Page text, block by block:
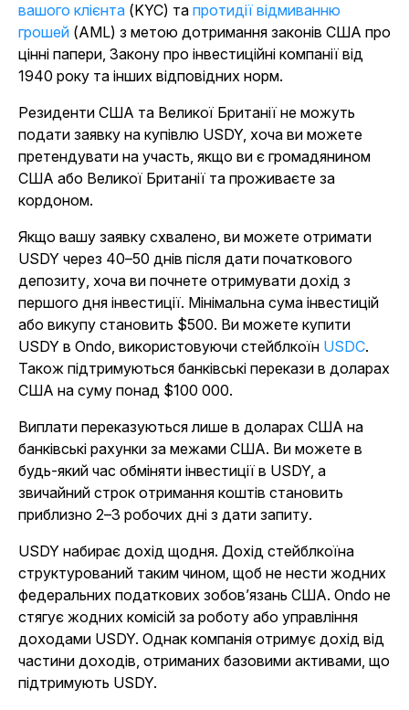
вашого клієнта (KYC) та протидії відмиванню
грошей (AML) з метою дотримання законів США про
цінні папери, Закону про інвестиційні компанії від
1940 року та інших відповідних норм.
Резиденти США та Великої Британії не можуть
подати заявку на купівлю USDY, хоча ви можете
претендувати на участь, якщо ви є громадянином
США або Великої Британії та проживаєте за
кордоном.
Якщо вашу заявку схвалено, ви можете отримати
USDY через 40–50 днів після дати початкового
депозиту, хоча ви почнете отримувати дохід з
першого дня інвестиції. Мінімальна сума інвестицій
або викупу становить $500. Ви можете купити
USDY в Ondo, використовуючи стейблкоїн USDC.
Також підтримуються банківські перекази в доларах
США на суму понад $100 000.
Виплати переказуються лише в доларах США на
банківські рахунки за межами США. Ви можете в
будь-який час обміняти інвестиції в USDY, а
звичайний строк отримання коштів становить
приблизно 2–3 робочих дні з дати запиту.
USDY набирає дохід щодня. Дохід стейблкоїна
структурований таким чином, щоб не нести жодних
федеральних податкових зобов’язань США. Ondo не
стягує жодних комісій за роботу або управління
доходами USDY. Однак компанія отримує дохід від
частини доходів, отриманих базовими активами, що
підтримують USDY.